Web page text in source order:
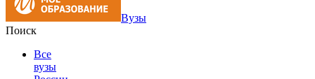
Вузы
Поиск
Все
вузы